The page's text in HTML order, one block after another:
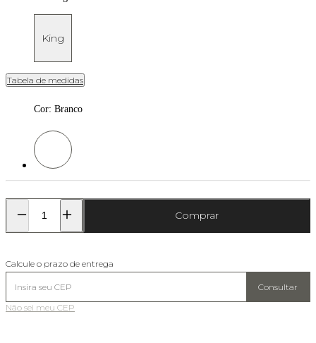
King
Tabela de medidas
Cor: Branco
Cor: Branco
Comprar
Calcule o prazo de entrega
Consultar
Não sei meu CEP